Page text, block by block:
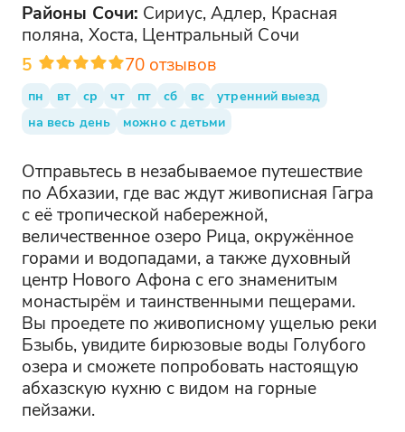
Районы Сочи: Сириус, Адлер, Красная
поляна, Хоста, Центральный Сочи
5
70 отзывов
пн вт ср чт пт сб вс
утренний выезд
на весь день
можно с детьми
Отправьтесь в незабываемое путешествие
по Абхазии, где вас ждут живописная Гагра
с её тропической набережной,
величественное озеро Рица, окружённое
горами и водопадами, а также духовный
центр Нового Афона с его знаменитым
монастырём и таинственными пещерами.
Вы проедете по живописному ущелью реки
Бзыбь, увидите бирюзовые воды Голубого
озера и сможете попробовать настоящую
абхазскую кухню с видом на горные
пейзажи.